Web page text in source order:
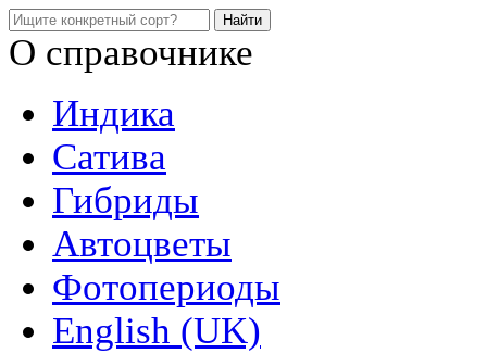
О справочнике
Индика
Сатива
Гибриды
Автоцветы
Фотопериоды
English (UK)